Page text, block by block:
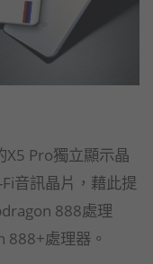
Pro獨立顯示晶
音訊晶片，藉此提
888處理
888+處理器。